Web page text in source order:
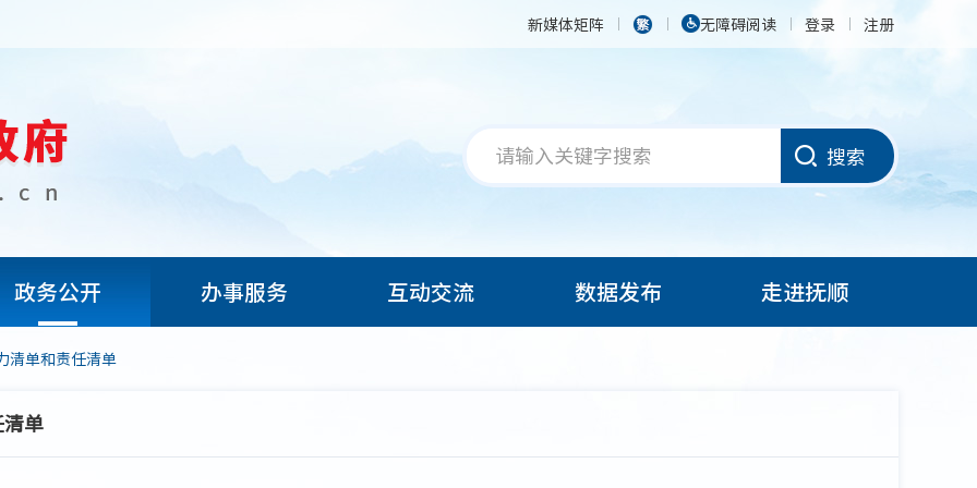
新媒体矩阵 无障碍阅读 登录 注册
搜索
政务公开 办事服务 互动交流 数据发布 走进抚顺
清单和责任清单
单